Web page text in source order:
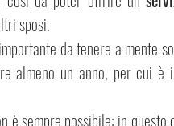
sposi.
da tenere a mente
almeno un anno, per cui è
è sempre possibile: in